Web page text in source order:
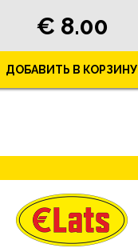
€ 8.00
ДОБАВИТЬ В КОРЗИНУ